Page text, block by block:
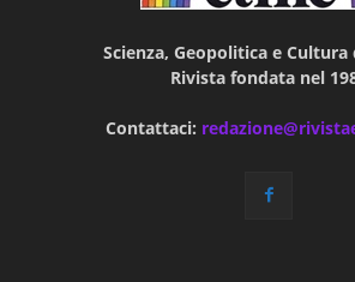
Scienza, Geopolitica e Cultura
Rivista fondata nel
Contattaci: